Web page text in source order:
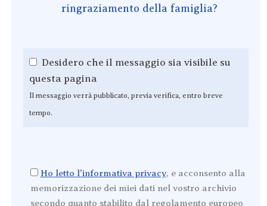
ringraziamento della famiglia?
Desidero che il messaggio sia visibile su
questa pagina
Il messaggio verrà pubblicato, previa verifica, entro breve
tempo.
Ho letto l'informativa privacy, e acconsento alla
memorizzazione dei miei dati nel vostro archivio
secondo quanto stabilito dal regolamento europeo